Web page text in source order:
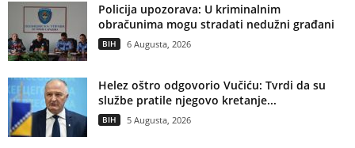
Policija upozorava: U kriminalnim
obračunima mogu stradati nedužni građani
BIH 6 Augusta, 2026
Helez oštro odgovorio Vučiću: Tvrdi da su
službe pratile njegovo kretanje...
BIH 5 Augusta, 2026